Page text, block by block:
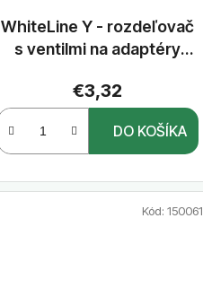
WhiteLine Y - rozdeľovač
s ventilmi na adaptéry
závitom 3/4"
€3,32
DO KOŠÍKA
Kód: 150061